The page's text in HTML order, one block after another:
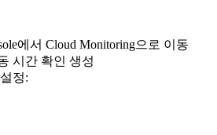
에서 Cloud Monitoring으로 이동
시간 확인 생성
정: